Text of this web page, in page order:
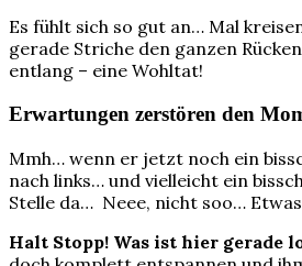
Es fühlt sich so gut an… Mal
gerade Striche den ganzen
entlang – eine Wohltat!
Erwartungen zerstören den
Mmh… wenn er jetzt noch ein
nach links… und vielleicht ein
Stelle da… Neee, nicht soo…
Halt Stopp! Was ist hier gerade